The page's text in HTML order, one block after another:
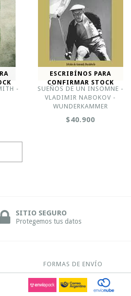
-
ESCRIBÍNOS PARA
CONFIRMAR STOCK
SUEÑOS DE UN INSOMNE -
VLADIMIR NABOKOV -
WUNDERKAMMER
$40.900
SITIO SEGURO
Protegemos tus datos
FORMAS DE ENVÍO